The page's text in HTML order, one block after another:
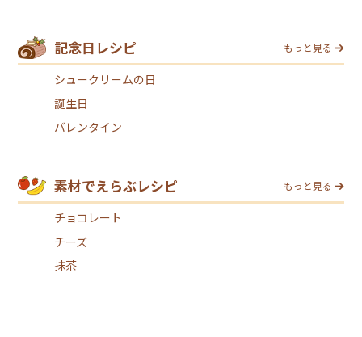
記念日レシピ もっと見る
シュークリームの日
誕生日
バレンタイン
素材でえらぶレシピ もっと見る
チョコレート
チーズ
抹茶